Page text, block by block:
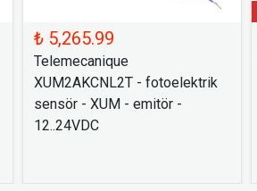
₺ 5,265.99
Telemecanique
XUM2AKCNL2T - fotoelektrik
sensör - XUM - emitör -
12..24VDC